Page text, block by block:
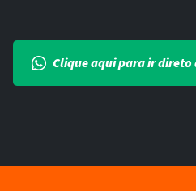
Clique aqui para ir direto